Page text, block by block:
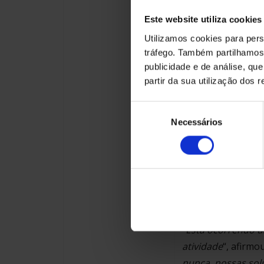
Este website utiliza cookies
Utilizamos cookies para
tráfego. Também
publicidade e de análise,
partir da sua utilização dos
consentimento
Necessários
A ULMA
logística de
próximo dia
logística de
2017.
A colaboração da
Chain do
“Está ocorrendo
atividade“,